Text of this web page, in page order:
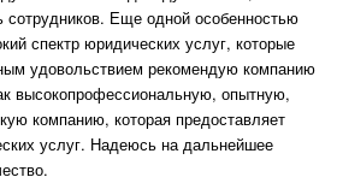
сотрудников. Еще одной особенностью
спектр юридических услуг, которые
удовольствием рекомендую компанию
высокопрофессиональную, опытную,
компанию, которая предоставляет
услуг. Надеюсь на дальнейшее